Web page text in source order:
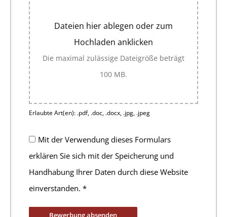
Dateien hier ablegen oder zum
Hochladen anklicken
Die maximal zulässige Dateigröße beträgt
100 MB.
Erlaubte Art(en): .pdf, .doc, .docx, .jpg, .jpeg
Mit der Verwendung dieses Formulars
erklären Sie sich mit der Speicherung und
Handhabung Ihrer Daten durch diese Website
einverstanden. *